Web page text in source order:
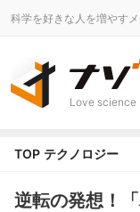
科学を好きな人を増やす
Love science
TOP テクノロジー
逆転の発想！